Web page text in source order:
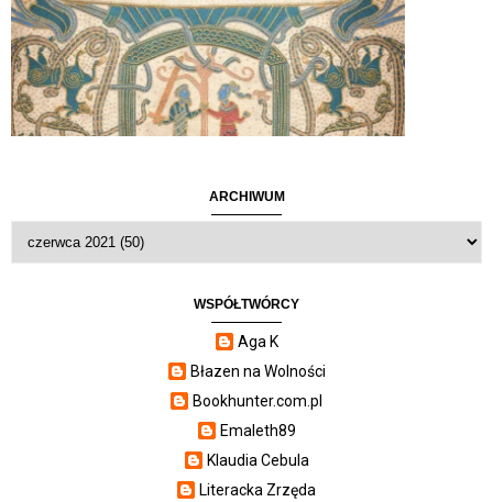
ARCHIWUM
WSPÓŁTWÓRCY
Aga K
Błazen na Wolności
Bookhunter.com.pl
Emaleth89
Klaudia Cebula
Literacka Zrzęda